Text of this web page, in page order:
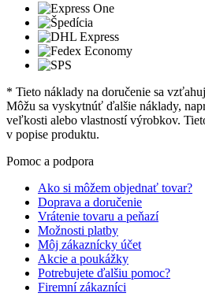
* Tieto náklady na doručenie sa
Môžu sa vyskytnúť ďalšie náklady,
veľkosti alebo vlastností výrobkov.
v popise produktu.
Pomoc a podpora
Ako si môžem objednať tovar?
Doprava a doručenie
Vrátenie tovaru a peňazí
Možnosti platby
Môj zákaznícky účet
Akcie a poukážky
Potrebujete ďalšiu pomoc?
Firemní zákazníci